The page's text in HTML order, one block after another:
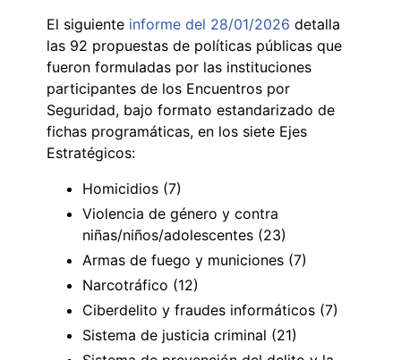
El siguiente informe del 28/01/2026 detalla
las 92 propuestas de políticas públicas que
fueron formuladas por las instituciones
participantes de los Encuentros por
Seguridad, bajo formato estandarizado de
fichas programáticas, en los siete Ejes
Estratégicos:
Homicidios (7)
Violencia de género y contra
niñas/niños/adolescentes (23)
Armas de fuego y municiones (7)
Narcotráfico (12)
Ciberdelito y fraudes informáticos (7)
Sistema de justicia criminal (21)